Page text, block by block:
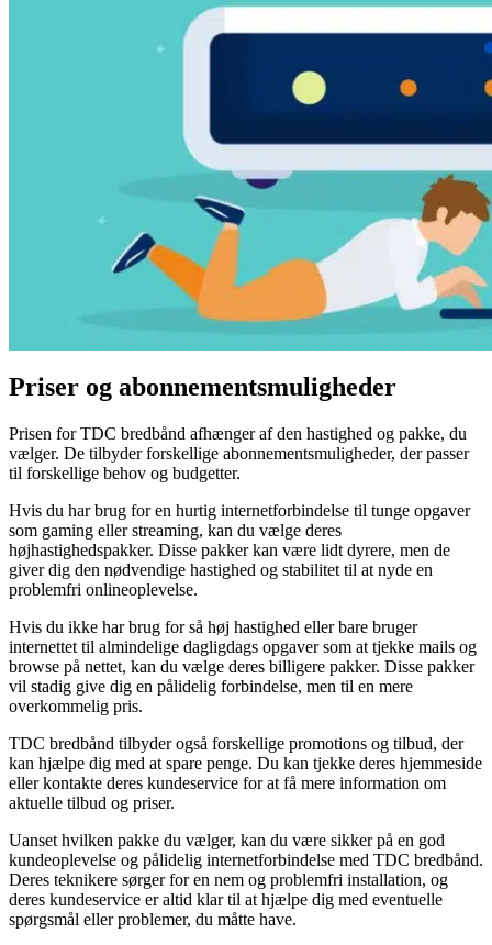
Priser og abonnementsmuligheder
Prisen for TDC bredbånd afhænger af den hastighed og pakke, du
vælger. De tilbyder forskellige abonnementsmuligheder, der passer
til forskellige behov og budgetter.
Hvis du har brug for en hurtig internetforbindelse til tunge opgaver
som gaming eller streaming, kan du vælge deres
højhastighedspakker. Disse pakker kan være lidt dyrere, men de
giver dig den nødvendige hastighed og stabilitet til at nyde en
problemfri onlineoplevelse.
Hvis du ikke har brug for så høj hastighed eller bare bruger
internettet til almindelige dagligdags opgaver som at tjekke mails og
browse på nettet, kan du vælge deres billigere pakker. Disse pakker
vil stadig give dig en pålidelig forbindelse, men til en mere
overkommelig pris.
TDC bredbånd tilbyder også forskellige promotions og tilbud, der
kan hjælpe dig med at spare penge. Du kan tjekke deres hjemmeside
eller kontakte deres kundeservice for at få mere information om
aktuelle tilbud og priser.
Uanset hvilken pakke du vælger, kan du være sikker på en god
kundeoplevelse og pålidelig internetforbindelse med TDC bredbånd.
Deres teknikere sørger for en nem og problemfri installation, og
deres kundeservice er altid klar til at hjælpe dig med eventuelle
spørgsmål eller problemer, du måtte have.